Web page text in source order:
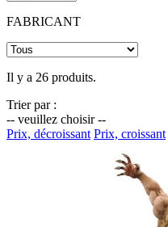
FABRICANT
Il y a 26 produits.
Trier par :
-- veuillez choisir --
Prix, décroissant Prix, croissant